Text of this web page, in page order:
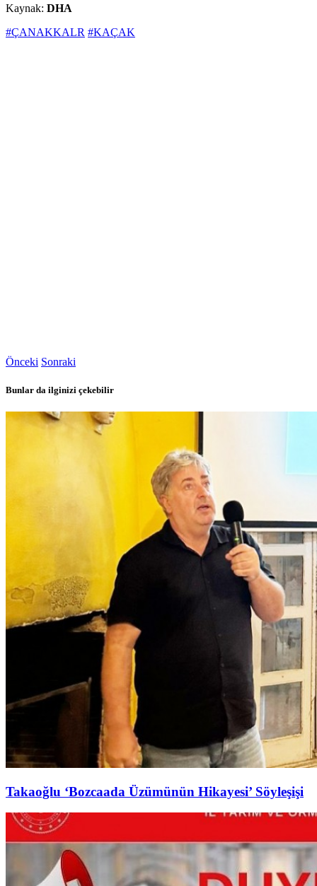
Kaynak: DHA
#ÇANAKKALR #KAÇAK
Önceki Sonraki
Bunlar da ilginizi çekebilir
Takaoğlu ‘Bozcaada Üzümünün Hikayesi’ Söyleşişi